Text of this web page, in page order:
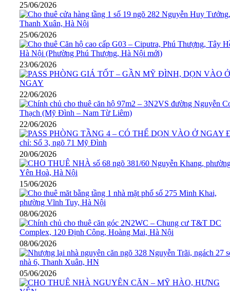
25/06/2026
25/06/2026
23/06/2026
22/06/2026
22/06/2026
20/06/2026
15/06/2026
08/06/2026
08/06/2026
05/06/2026